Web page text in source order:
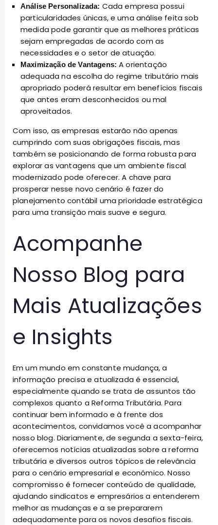
Análise Personalizada: Cada empresa possui
particularidades únicas, e uma análise feita sob
medida pode garantir que as melhores práticas
sejam empregadas de acordo com as
necessidades e o setor de atuação.
Maximização de Vantagens: A orientação
adequada na escolha do regime tributário mais
apropriado poderá resultar em benefícios fiscais
que antes eram desconhecidos ou mal
aproveitados.
Com isso, as empresas estarão não apenas
cumprindo com suas obrigações fiscais, mas
também se posicionando de forma robusta para
explorar as vantagens que um ambiente fiscal
modernizado pode oferecer. A chave para
prosperar nesse novo cenário é fazer do
planejamento contábil uma prioridade estratégica
para uma transição mais suave e segura.
Acompanhe
Nosso Blog para
Mais Atualizações
e Insights
Em um mundo em constante mudança, a
informação precisa e atualizada é essencial,
especialmente quando se trata de assuntos tão
complexos quanto a Reforma Tributária. Para
continuar bem informado e à frente dos
acontecimentos, convidamos você a acompanhar
nosso blog. Diariamente, de segunda a sexta-feira,
oferecemos notícias atualizadas sobre a reforma
tributária e diversos outros tópicos de relevância
para o cenário empresarial e econômico. Nosso
compromisso é fornecer conteúdo de qualidade,
ajudando sindicatos e empresários a entenderem
melhor as mudanças e a se prepararem
adequadamente para os novos desafios fiscais.